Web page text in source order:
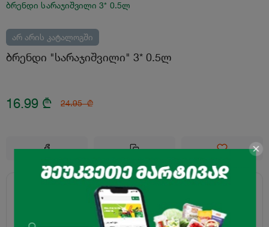
ბრენდი სარაჯიშვილი 3* 0.5ლ
არ არის კატალოგში
ბრენდი "სარაჯიშვილი" 3* 0.5ლ
16.99 ₾ 24.95 ₾